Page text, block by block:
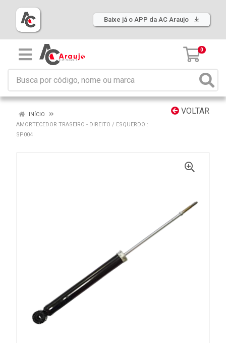
Baixe já o APP da AC Araujo
0
VOLTAR
INÍCIO
AMORTECEDOR TRASEIRO - DIREITO / ESQUERDO :
SP004